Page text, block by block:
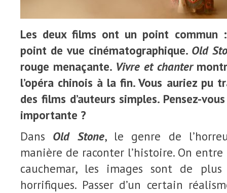
Les deux films ont un point commun
point de vue cinématographique. Old
rouge menaçante. Vivre et chanter
l’opéra chinois à la fin. Vous auriez pu
des films d’auteurs simples. Pensez-
importante ?
Dans Old Stone, le genre de
manière de raconter l’histoire. On
cauchemar, les images sont de
horrifiques. Passer d’un certain